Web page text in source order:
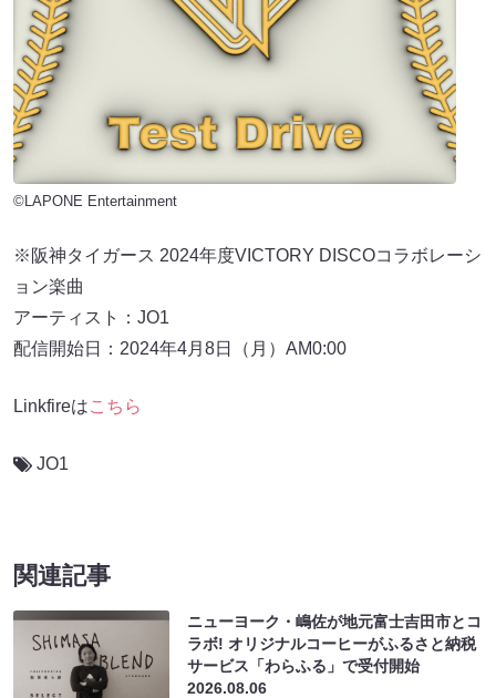
©LAPONE Entertainment
※阪神タイガース 2024年度VICTORY DISCOコラボレーシ
ョン楽曲
アーティスト：JO1
配信開始日：2024年4月8日（月）AM0:00
Linkfireはこちら
JO1
関連記事
ニューヨーク・嶋佐が地元富士吉田市とコ
ラボ! オリジナルコーヒーがふるさと納税
サービス「わらふる」で受付開始
2026.08.06